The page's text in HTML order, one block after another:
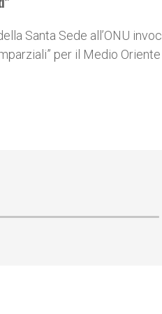
Santa Sede all’ONU
per il Medio Oriente